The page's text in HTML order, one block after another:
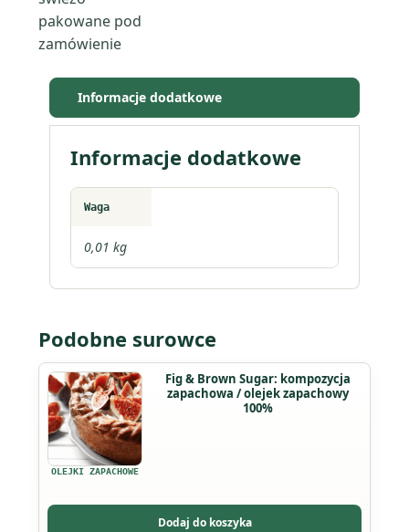
zapachowy
100%
pakowane pod
zamówienie
Informacje dodatkowe
Informacje dodatkowe
Waga
0,01 kg
Podobne surowce
OLEJKI ZAPACHOWE
Fig & Brown Sugar: kompozycja
zapachowa / olejek zapachowy
100%
Dodaj do koszyka
Ten
produkt
ma
wiele
wariantów.
można